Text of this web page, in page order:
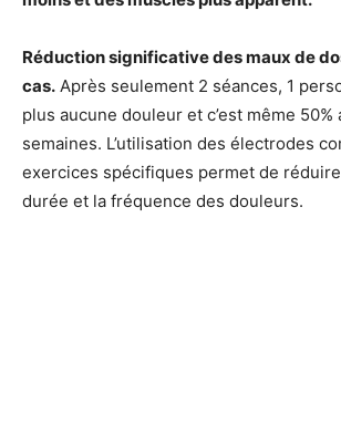
Réduction significative des maux de
cas. Après seulement 2 séances, 1
plus aucune douleur et c’est même 50%
semaines. L’utilisation des électrodes
exercices spécifiques permet de
durée et la fréquence des douleurs.